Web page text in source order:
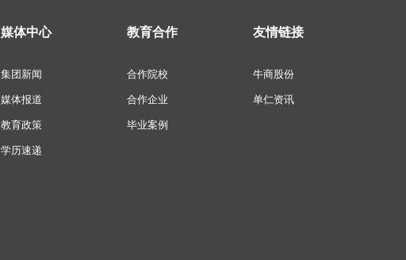
媒体中心
集团新闻
媒体报道
教育政策
学历速递
教育合作
合作院校
合作企业
毕业案例
友情链接
牛商股份
单仁资讯